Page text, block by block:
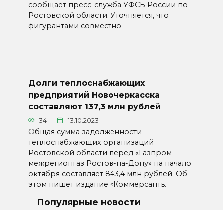
сообщает пресс-служба УФСБ России по
Ростовской области. Уточняется, что
фигурантами совместно
Долги теплоснабжающих
предприятий Новочеркасска
составляют 137,3 млн рублей
34 13.10.2023
Общая сумма задолженности
теплоснабжающих организаций
Ростовской области перед «Газпром
межрегионгаз Ростов-на-Дону» на начало
октября составляет 843,4 млн рублей. Об
этом пишет издание «Коммерсантъ.
Популярные новости